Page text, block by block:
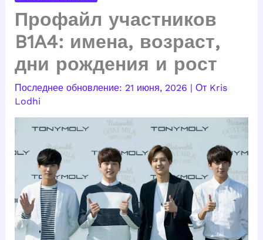
Профайл участников
B1A4: имена, возраст,
дни рождения и рост
21 июня, 2026 | От Kris
Lodhi